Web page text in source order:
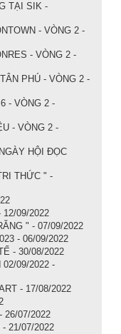
TẠI SIK -
- VÒNG 2 -
- VÒNG 2 -
PHÚ - VÒNG 2 -
- VÒNG 2 -
- VÒNG 2 -
HỘI ĐỌC
THỨC " -
09/2022
" - 07/09/2022
- 06/09/2022
- 30/08/2022
02/09/2022 -
- 17/08/2022
26/07/2022
21/07/2022